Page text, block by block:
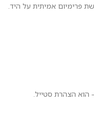
פרימיום אמיתית על היד.